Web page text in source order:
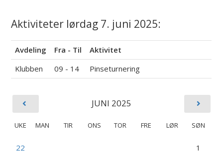
Aktiviteter lørdag 7. juni 2025:
Avdeling Fra - Til
Aktivitet
Klubben
09 - 14 Pinseturnering
JUNI 2025
UKE MAN TIR ONS TOR FRE LØR SØN
22 1